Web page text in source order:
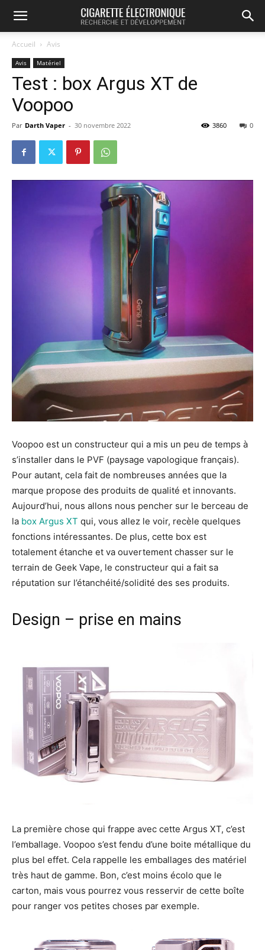
Accueil Avis
Avis Matériel
Test : box Argus XT de
Voopoo
Par Darth Vaper - 30 novembre 2022 0
3860
Voopoo est un constructeur qui a mis un peu de temps à
s’installer dans le PVF (paysage vapologique français).
Pour autant, cela fait de nombreuses années que la
marque propose des produits de qualité et innovants.
Aujourd’hui, nous allons nous pencher sur le berceau de
la box Argus XT qui, vous allez le voir, recèle quelques
fonctions intéressantes. De plus, cette box est
totalement étanche et va ouvertement chasser sur le
terrain de Geek Vape, le constructeur qui a fait sa
réputation sur l’étanchéité/solidité des ses produits.
Design – prise en mains
La première chose qui frappe avec cette Argus XT, c’est
l’emballage. Voopoo s’est fendu d’une boite métallique du
plus bel effet. Cela rappelle les emballages des matériel
très haut de gamme. Bon, c’est moins écolo que le
carton, mais vous pourrez vous resservir de cette boîte
pour ranger vos petites choses par exemple.